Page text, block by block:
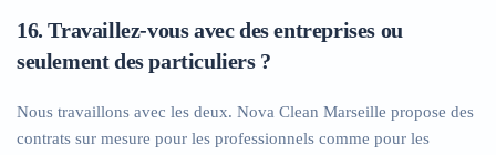
16. Travaillez-vous avec des entreprises ou
seulement des particuliers ?
Nous travaillons avec les deux. Nova Clean Marseille propose des
contrats sur mesure pour les professionnels comme pour les